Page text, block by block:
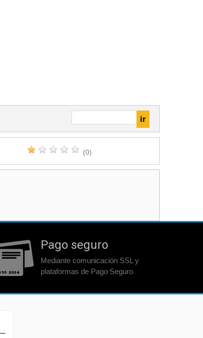
(0)
Pago seguro
Mediante comunicación SSL y
plataformas de Pago Seguro